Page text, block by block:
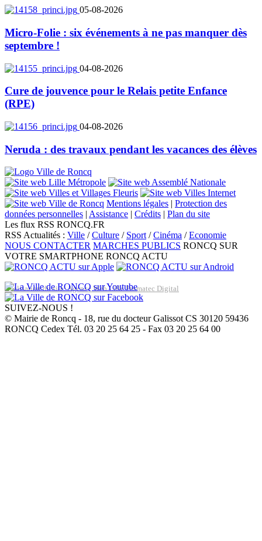
05-08-2026
Micro-Folie : six événements à ne pas manquer dès
septembre !
04-08-2026
Cure de jouvence pour le Relais petite Enfance
(RPE)
04-08-2026
Neruda : des travaux pendant les vacances des élèves
Mentions légales | Protection des
données personnelles | Assistance | Crédits | Plan du site
Les flux RSS RONCQ.FR
RSS Actualités : Ville /Culture / Sport/Cinéma /Economie
NOUS CONTACTER MARCHES PUBLICS RONCQ SUR
VOTRE SMARTPHONE RONCQ ACTU
Réalisation du site: Agence Web Lille Promatec Digital
SUIVEZ-NOUS !
© Mairie de Roncq - 18, rue du docteur Galissot CS 30120 59436
RONCQ Cedex Tél. 03 20 25 64 25 - Fax 03 20 25 64 00